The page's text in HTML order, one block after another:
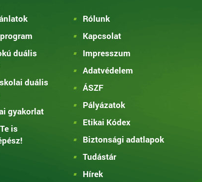
duális
duális
gyakorlat
is
Rólunk
Kapcsolat
Impresszum
Adatvédelem
ÁSZF
Pályázatok
Etikai Kódex
Biztonsági adatlapok
Tudástár
Hírek